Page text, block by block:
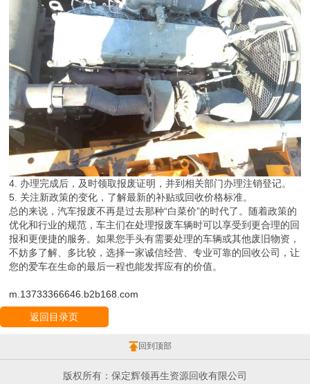
4. 办理完成后，及时领取报废证明，并到相关部门办理注销登记。
5. 关注新政策的变化，了解最新的补贴或回收价格标准。
总的来说，汽车报废不再是过去那种“白菜价”的时代了。随着政策的
优化和行业的规范，车主们在处理报废车辆时可以享受到更合理的回
报和更便捷的服务。如果您手头有需要处理的车辆或其他废旧物资，
不妨多了解、多比较，选择一家诚信经营、专业可靠的回收公司，让
您的爱车在生命的最后一程也能发挥应有的价值。
m.13733366646.b2b168.com
返回目录页
回到顶部
版权所有：保定辉领再生资源回收有限公司